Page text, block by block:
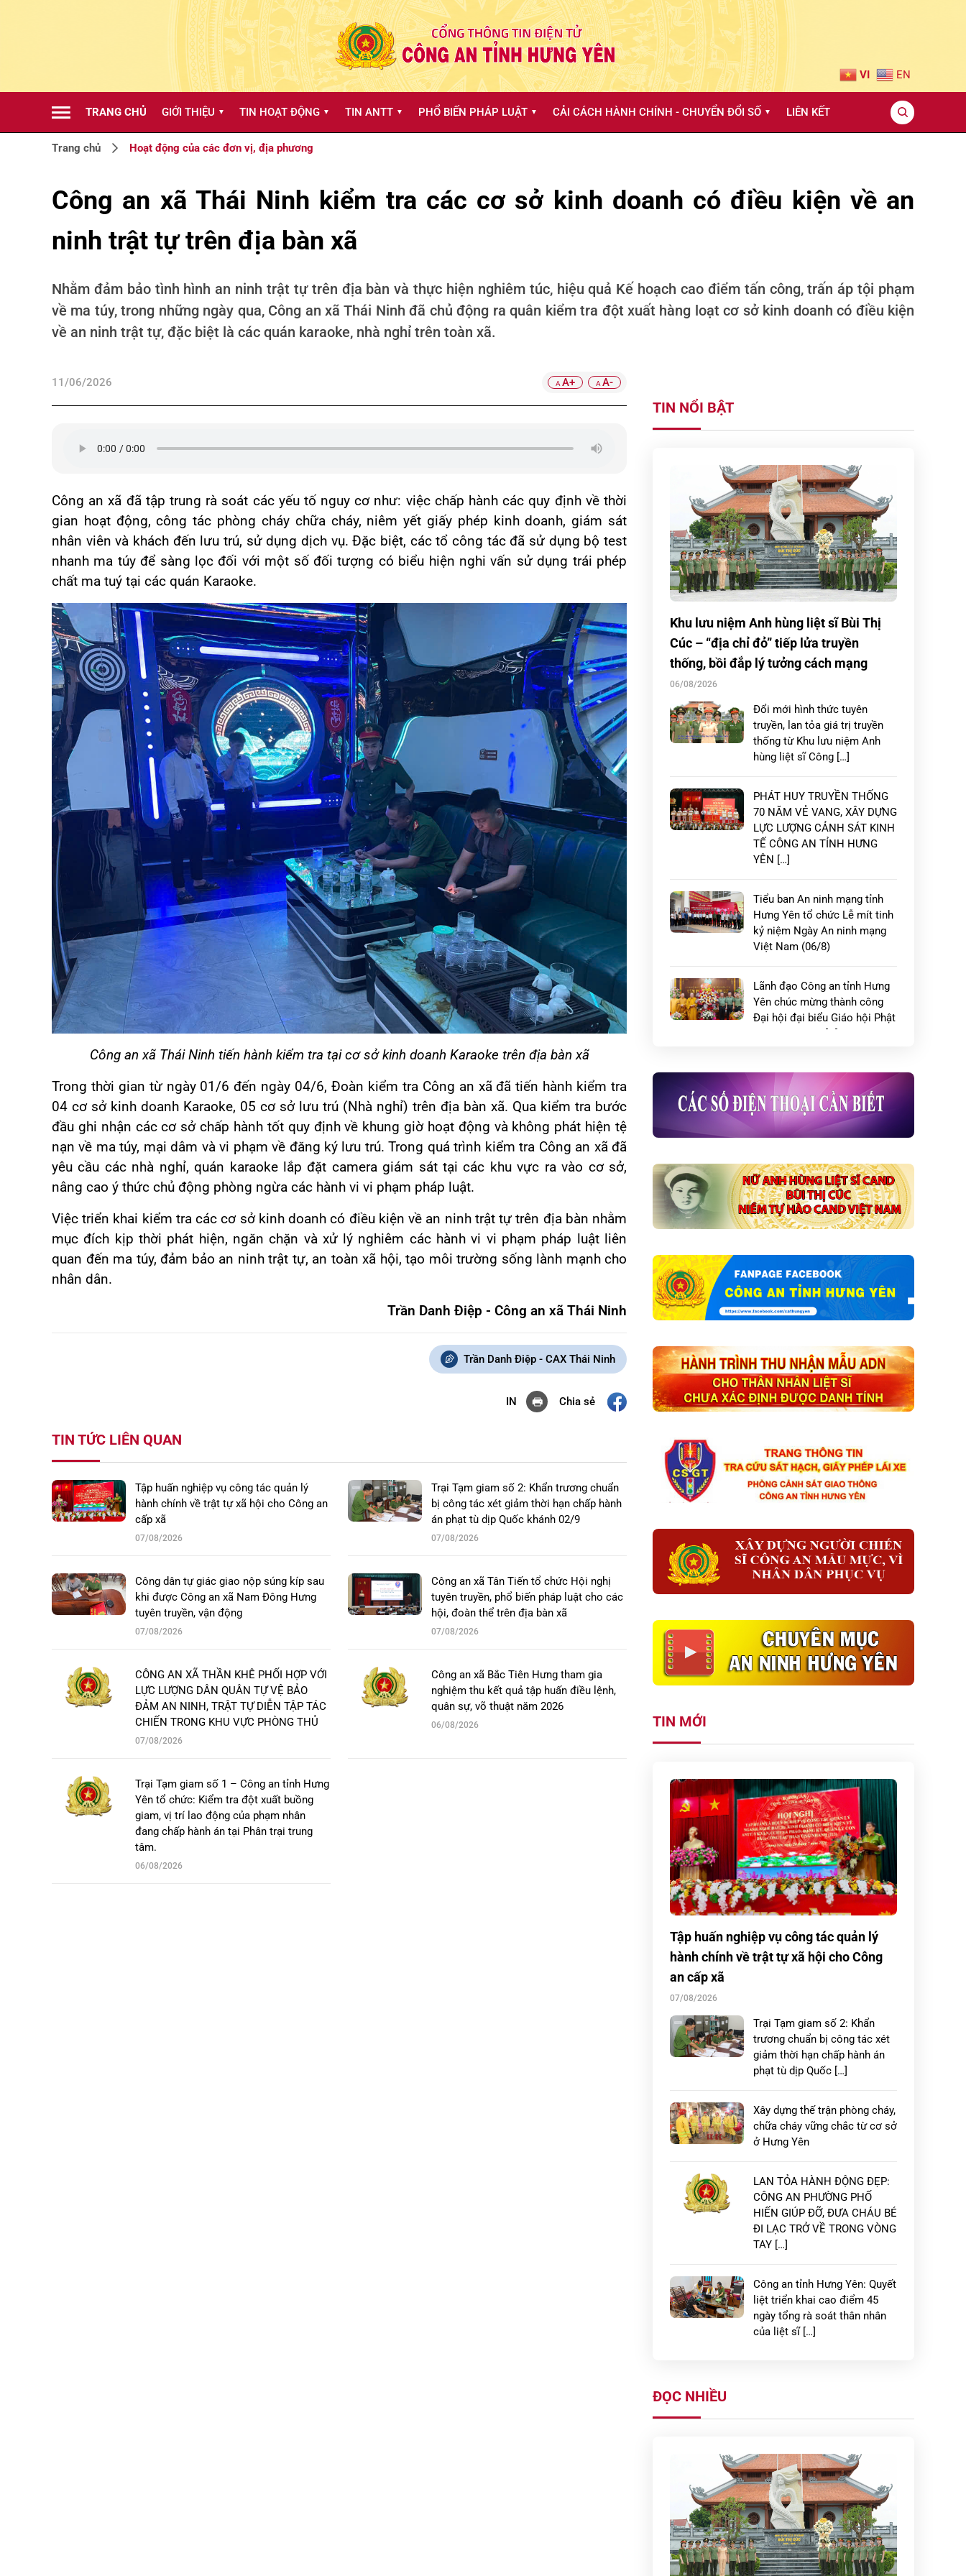
VI EN
TRANG CHỦ GIỚI THIỆU ▼ TIN HOẠT ĐỘNG ▼ TIN ANTT ▼ PHỔ BIẾN PHÁP LUẬT ▼ CẢI CÁCH HÀNH CHÍNH - CHUYỂN ĐỔI SỐ ▼ LIÊN KẾT
Trang chủ Hoạt động của các đơn vị, địa phương
Công an xã Thái Ninh kiểm tra các cơ sở kinh doanh có điều kiện về an
ninh trật tự trên địa bàn xã
Nhằm đảm bảo tình hình an ninh trật tự trên địa bàn và thực hiện nghiêm túc, hiệu quả Kế hoạch cao điểm tấn công, trấn áp tội phạm
về ma túy, trong những ngày qua, Công an xã Thái Ninh đã chủ động ra quân kiểm tra đột xuất hàng loạt cơ sở kinh doanh có điều kiện
về an ninh trật tự, đặc biệt là các quán karaoke, nhà nghỉ trên toàn xã.
11/06/2026 A A+ A A-
Công an xã đã tập trung rà soát các yếu tố nguy cơ như: việc chấp hành các quy định về thời
gian hoạt động, công tác phòng cháy chữa cháy, niêm yết giấy phép kinh doanh, giám sát
nhân viên và khách đến lưu trú, sử dụng dịch vụ. Đặc biệt, các tổ công tác đã sử dụng bộ test
nhanh ma túy để sàng lọc đối với một số đối tượng có biểu hiện nghi vấn sử dụng trái phép
chất ma tuý tại các quán Karaoke.
Công an xã Thái Ninh tiến hành kiểm tra tại cơ sở kinh doanh Karaoke trên địa bàn xã
Trong thời gian từ ngày 01/6 đến ngày 04/6, Đoàn kiểm tra Công an xã đã tiến hành kiểm tra
04 cơ sở kinh doanh Karaoke, 05 cơ sở lưu trú (Nhà nghỉ) trên địa bàn xã. Qua kiểm tra bước
đầu ghi nhận các cơ sở chấp hành tốt quy định về khung giờ hoạt động và không phát hiện tệ
nạn về ma túy, mại dâm và vi phạm về đăng ký lưu trú. Trong quá trình kiểm tra Công an xã đã
yêu cầu các nhà nghỉ, quán karaoke lắp đặt camera giám sát tại các khu vực ra vào cơ sở,
nâng cao ý thức chủ động phòng ngừa các hành vi vi phạm pháp luật.
Việc triển khai kiểm tra các cơ sở kinh doanh có điều kiện về an ninh trật tự trên địa bàn nhằm
mục đích kịp thời phát hiện, ngăn chặn và xử lý nghiêm các hành vi vi phạm pháp luật liên
quan đến ma túy, đảm bảo an ninh trật tự, an toàn xã hội, tạo môi trường sống lành mạnh cho
nhân dân.
Trần Danh Điệp - Công an xã Thái Ninh
Trần Danh Điệp - CAX Thái Ninh
IN Chia sẻ
TIN TỨC LIÊN QUAN
Tập huấn nghiệp vụ công tác quản lý
hành chính về trật tự xã hội cho Công an
cấp xã
07/08/2026
Trại Tạm giam số 2: Khẩn trương chuẩn
bị công tác xét giảm thời hạn chấp hành
án phạt tù dịp Quốc khánh 02/9
07/08/2026
Công dân tự giác giao nộp súng kíp sau
khi được Công an xã Nam Đông Hưng
tuyên truyền, vận động
07/08/2026
Công an xã Tân Tiến tổ chức Hội nghị
tuyên truyền, phổ biến pháp luật cho các
hội, đoàn thể trên địa bàn xã
07/08/2026
CÔNG AN XÃ THẦN KHÊ PHỐI HỢP VỚI
LỰC LƯỢNG DÂN QUÂN TỰ VỆ BẢO
ĐẢM AN NINH, TRẬT TỰ DIỄN TẬP TÁC
CHIẾN TRONG KHU VỰC PHÒNG THỦ
07/08/2026
Công an xã Bắc Tiên Hưng tham gia
nghiệm thu kết quả tập huấn điều lệnh,
quân sự, võ thuật năm 2026
06/08/2026
Trại Tạm giam số 1 – Công an tỉnh Hưng
Yên tổ chức: Kiểm tra đột xuất buồng
giam, vị trí lao động của phạm nhân
đang chấp hành án tại Phân trại trung
tâm.
06/08/2026
TIN NỔI BẬT
Khu lưu niệm Anh hùng liệt sĩ Bùi Thị
Cúc – “địa chỉ đỏ” tiếp lửa truyền
thống, bồi đắp lý tưởng cách mạng
06/08/2026
Đổi mới hình thức tuyên
truyền, lan tỏa giá trị truyền
thống từ Khu lưu niệm Anh
hùng liệt sĩ Công […]
PHÁT HUY TRUYỀN THỐNG
70 NĂM VẺ VANG, XÂY DỰNG
LỰC LƯỢNG CẢNH SÁT KINH
TẾ CÔNG AN TỈNH HƯNG
YÊN […]
Tiểu ban An ninh mạng tỉnh
Hưng Yên tổ chức Lễ mít tinh
kỷ niệm Ngày An ninh mạng
Việt Nam (06/8)
Lãnh đạo Công an tỉnh Hưng
Yên chúc mừng thành công
Đại hội đại biểu Giáo hội Phật
giáo Việt Nam […]
TIN MỚI
Tập huấn nghiệp vụ công tác quản lý
hành chính về trật tự xã hội cho Công
an cấp xã
07/08/2026
Trại Tạm giam số 2: Khẩn
trương chuẩn bị công tác xét
giảm thời hạn chấp hành án
phạt tù dịp Quốc […]
Xây dựng thế trận phòng cháy,
chữa cháy vững chắc từ cơ sở
ở Hưng Yên
LAN TỎA HÀNH ĐỘNG ĐẸP:
CÔNG AN PHƯỜNG PHỐ
HIẾN GIÚP ĐỠ, ĐƯA CHÁU BÉ
ĐI LẠC TRỞ VỀ TRONG VÒNG
TAY […]
Công an tỉnh Hưng Yên: Quyết
liệt triển khai cao điểm 45
ngày tổng rà soát thân nhân
của liệt sĩ […]
truyền, vận động
CÔNG AN XÃ THẦN KHÊ
PHỐI HỢP VỚI LỰC LƯỢNG
DÂN QUÂN TỰ VỆ BẢO ĐẢM
AN NINH, TRẬT TỰ DIỄN TẬP
TÁC […]
CÔNG AN XÃ NGỌC LÂM
ĐỌC NHIỀU